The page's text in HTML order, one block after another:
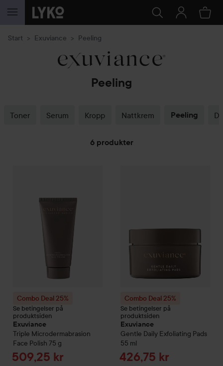
GÅ TIL INNHOLD
Start Exuviance Peeling
Peeling
Toner Serum Kropp Nattkrem Peeling
6 produkter
Combo Deal 25%
Se betingelser på
produktsiden
Exuviance
Triple Microdermabrasion
Face Polish 75 g
Tilbudspris
509,25 kr
Combo Deal 25%
Se betingelser på
produktsiden
Exuviance
Gentle Daily Exfoliating Pads
55 ml
Tilbudspris
426,75 kr